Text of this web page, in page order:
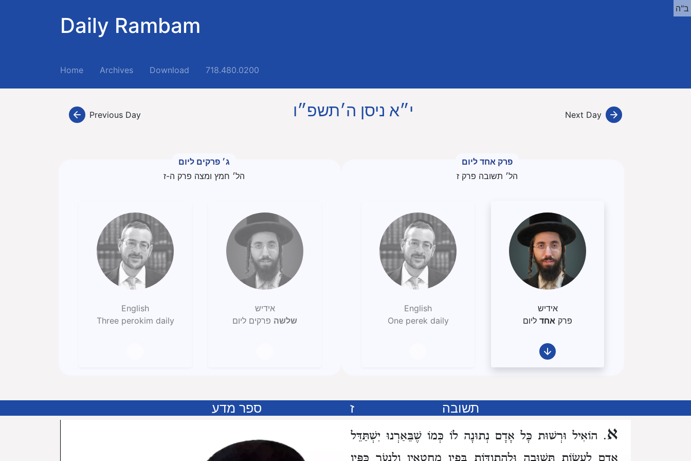
Daily Rambam
Home(current)Archives Download 718.480.0200
ב"ה
Previous Day י״א ניסן ה׳תשפ״ו Next Day
ג׳ פרקים ליום
הל׳ חמץ ומצה פרק ה-ז
אידיש
שלשה פרקים ליום
English
Three perokim daily
פרק אחד ליום
הל׳ תשובה פרק ז
אידיש
פרק אחד ליום
English
One perek daily
תשובה ז ספר מדע
א. הוֹאִיל וּרְשׁוּת כָּל אָדָם נְתוּנָה לוֹ כְּמוֹ שֶׁבֵּאַרְנוּ יִשְׁתַּדֵּל